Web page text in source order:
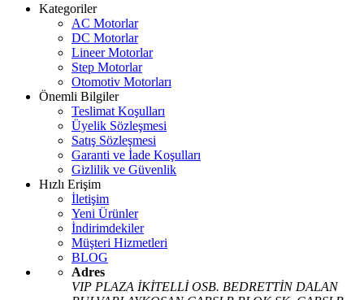
Kategoriler
AC Motorlar
DC Motorlar
Lineer Motorlar
Step Motorlar
Otomotiv Motorları
Önemli Bilgiler
Teslimat Koşulları
Üyelik Sözleşmesi
Satış Sözleşmesi
Garanti ve İade Koşulları
Gizlilik ve Güvenlik
Hızlı Erişim
İletişim
Yeni Ürünler
İndirimdekiler
Müşteri Hizmetleri
BLOG
Adres
VIP PLAZA İKİTELLİ OSB. BEDRETTİN DALAN